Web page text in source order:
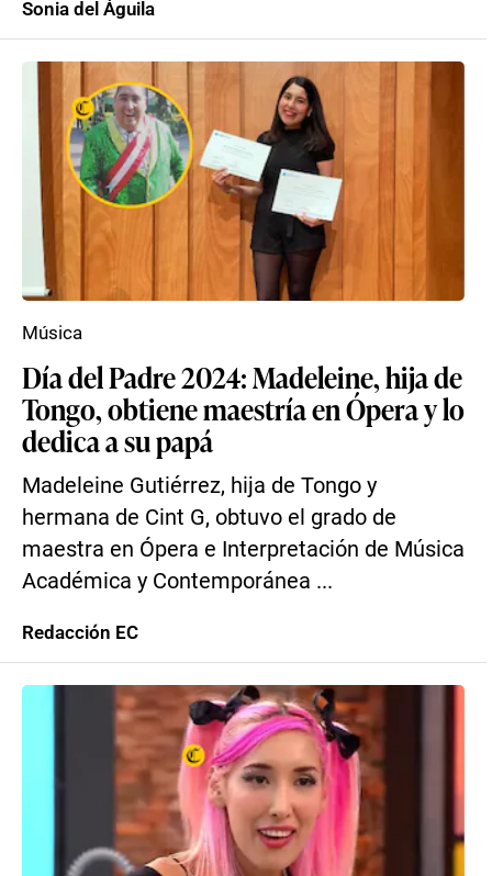
Sonia del Águila
Día del Padre 2024: Madeleine, hija de
Tongo, obtiene maestría en Ópera y lo
dedica a su papá
Madeleine Gutiérrez, hija de Tongo y
hermana de Cint G, obtuvo el grado de
maestra en Ópera e Interpretación de Música
Académica y Contemporánea ...
Música
Redacción EC